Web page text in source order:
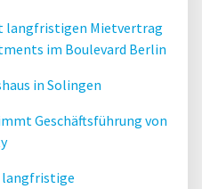
langfristigen Mietvertrag
im Boulevard Berlin
in Solingen
Geschäftsführung von